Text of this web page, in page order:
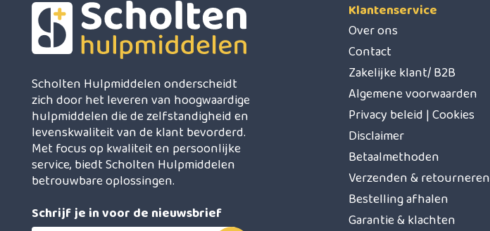
Scholten Hulpmiddelen onderscheidt
zich door het leveren van hoogwaardige
hulpmiddelen die de zelfstandigheid en
levenskwaliteit van de klant bevorderd.
Met focus op kwaliteit en persoonlijke
service, biedt Scholten Hulpmiddelen
betrouwbare oplossingen.
Schrijf je in voor de nieuwsbrief
Klantenservice
Over ons
Contact
Zakelijke klant/ B2B
Algemene voorwaarden
Privacy beleid | Cookies
Disclaimer
Betaalmethoden
Verzenden & retourneren
Bestelling afhalen
Garantie & klachten